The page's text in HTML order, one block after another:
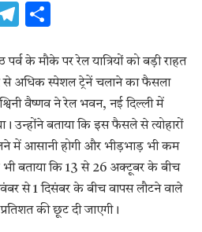
Telegram
के मौके पर रेल यात्रियों को बड़ी राहत
से अधिक स्पेशल ट्रेनें चलाने का फैसला
वैष्णव ने रेल भवन, नई दिल्ली में
उन्होंने बताया कि इस फैसले से त्योहारों
में आसानी होगी और भीड़भाड़ भी कम
भी बताया कि 13 से 26 अक्टूबर के बीच
से 1 दिसंबर के बीच वापस लौटने वाले
प्रतिशत की छूट दी जाएगी।